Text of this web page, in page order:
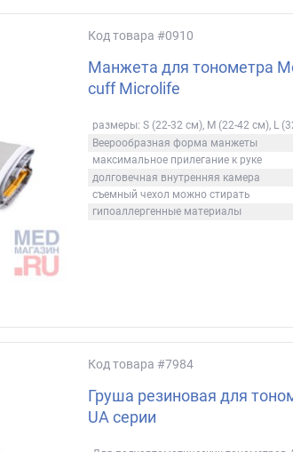
Код товара #0910
Манжета для тонометра
cuff Microlife
размеры: S (22-32 см), M (22-42 см), L
Веерообразная форма манжеты
максимальное прилегание к руке
долговечная внутренняя камера
съемный чехол можно стирать
гипоаллергенные материалы
Код товара #7984
Груша резиновая для
UA серии